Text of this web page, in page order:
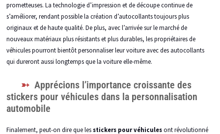
prometteuses. La technologie d’impression et de découpe continue de
s’améliorer, rendant possible la création d’autocollants toujours plus
originaux et de haute qualité. De plus, avec l’arrivée sur le marché de
nouveaux matériaux plus résistants et plus durables, les propriétaires de
véhicules pourront bientôt personnaliser leur voiture avec des autocollants
qui dureront aussi longtemps que la voiture elle-même.
Apprécions l’importance croissante des
stickers pour véhicules dans la personnalisation
automobile
Finalement, peut-on dire que les stickers pour véhiculesont révolutionné